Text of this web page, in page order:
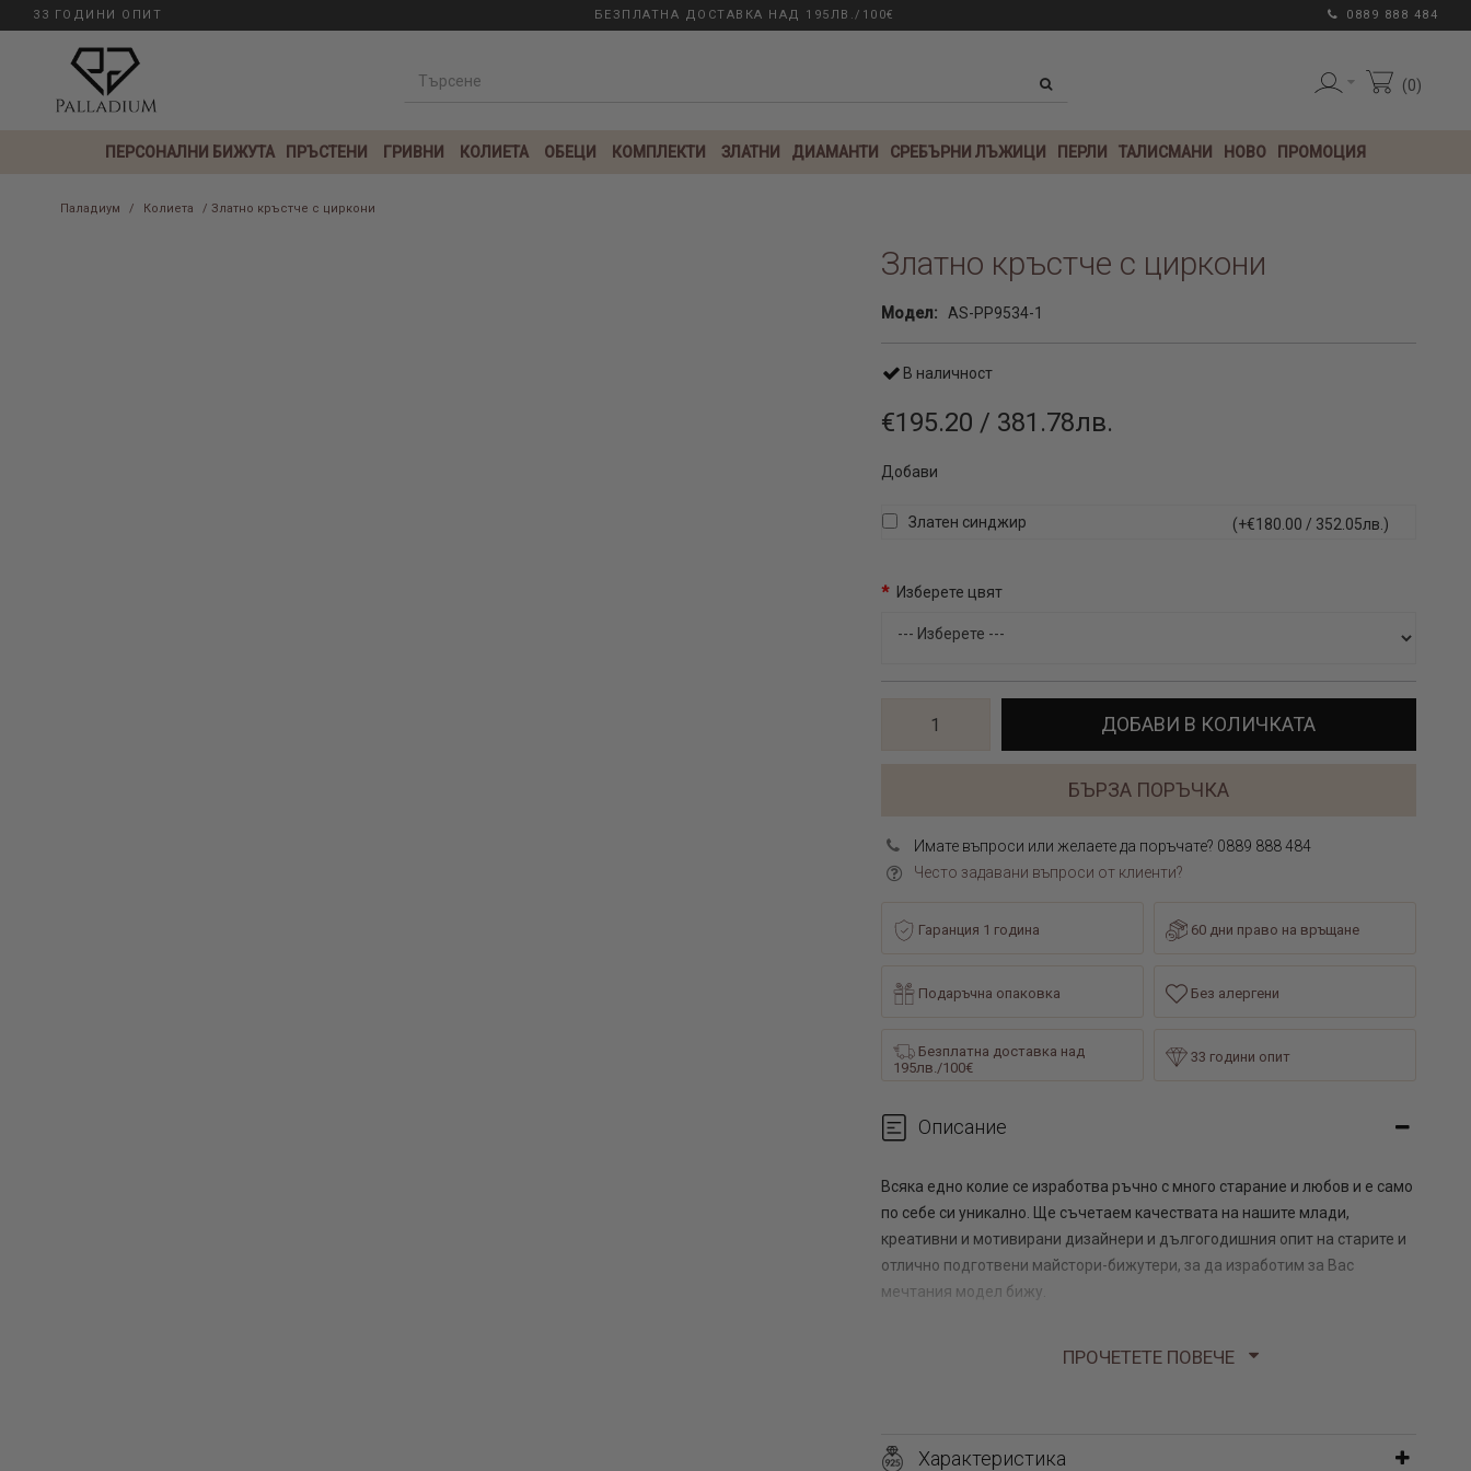
33 ГОДИНИ ОПИТ БЕЗПЛАТНА ДОСТАВКА НАД 195ЛВ./100€ 0889 888 484
0
ПЕРСОНАЛНИ БИЖУТА ПРЪСТЕНИ ГРИВНИ КОЛИЕТА ОБЕЦИ КОМПЛЕКТИ ЗЛАТНИ ДИАМАНТИ СРЕБЪРНИ ЛЪЖИЦИ ПЕРЛИ ТАЛИСМАНИ НОВО ПРОМОЦИЯ
Паладиум / Колиета / Златно кръстче с циркони
Златно кръстче с циркони
Модел: AS-PP9534-1
В наличност
€195.20 / 381.78лв.
Добави
Златен синджир (+€180.00 / 352.05лв.)
Изберете цвят
ДОБАВИ В КОЛИЧКАТА
БЪРЗА ПОРЪЧКА
Имате въпроси или желаете да поръчате? 0889 888 484
Често задавани въпроси от клиенти?
Гаранция 1 година 60 дни право на връщане
Подаръчна опаковка Без алергени
Безплатна доставка над
195лв./100€
33 години опит
Описание
Всяка едно колие се изработва ръчно с много старание и любов и е само
по себе си уникално. Ще съчетаем качествата на нашите млади,
креативни и мотивирани дизайнери и дългогодишния опит на старите и
отлично подготвени майстори-бижутери, за да изработим за Вас
мечтания модел бижу.
Вижте още:
ПРОЧЕТЕТЕ ПОВЕЧЕ
Характеристика